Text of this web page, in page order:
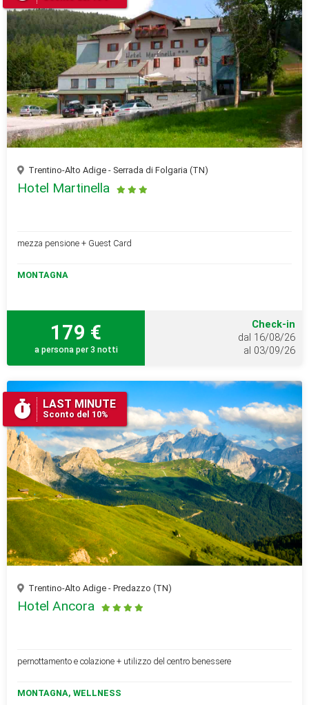
Trentino-Alto Adige - Serrada di Folgaria (TN)
Hotel Martinella
mezza pensione + Guest Card
MONTAGNA
179 €
a persona per 3 notti
Check-in
dal 16/08/26
al 03/09/26
LAST MINUTE
Sconto del 10%
Trentino-Alto Adige - Predazzo (TN)
Hotel Ancora
pernottamento e colazione + utilizzo del centro benessere
MONTAGNA, WELLNESS